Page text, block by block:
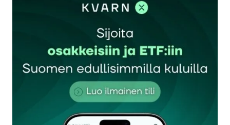
Ja seuraavissa vaaleissa lahko ja kultti äänestäjä
2.12.2025 at 14:17
Vastaa
kirjautua